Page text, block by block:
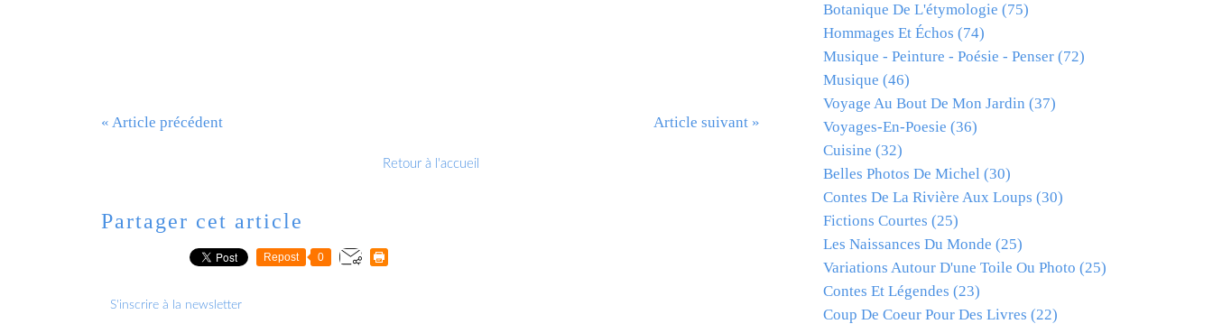
« Article précédent Article suivant »
Retour à l'accueil
Partager cet article
Repost 0
S'inscrire à la newsletter
Botanique De L'étymologie (75)
Hommages Et Échos (74)
Musique - Peinture - Poésie - Penser (72)
Musique (46)
Voyage Au Bout De Mon Jardin (37)
Voyages-En-Poesie (36)
Cuisine (32)
Belles Photos De Michel (30)
Contes De La Rivière Aux Loups (30)
Fictions Courtes (25)
Les Naissances Du Monde (25)
Variations Autour D'une Toile Ou Photo (25)
Contes Et Légendes (23)
Coup De Coeur Pour Des Livres (22)